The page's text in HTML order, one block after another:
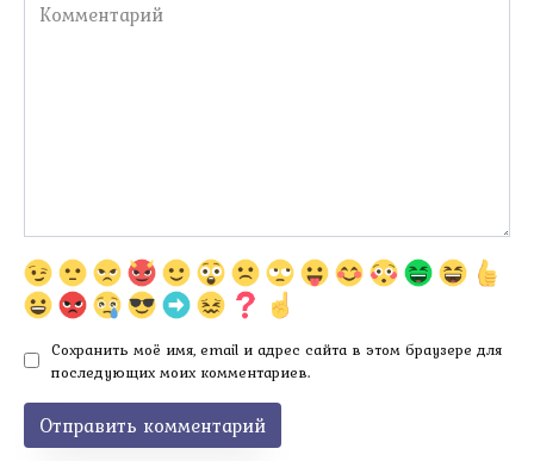
Сохранить моё имя, email и адрес сайта в этом браузере для
последующих моих комментариев.